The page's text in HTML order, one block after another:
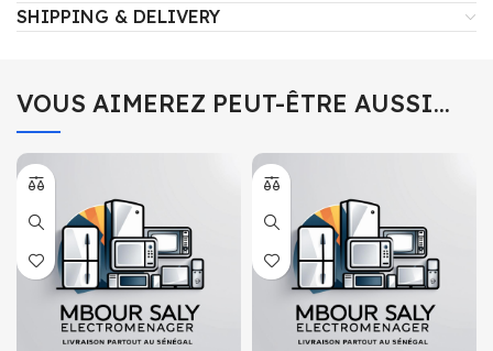
SHIPPING & DELIVERY
VOUS AIMEREZ PEUT-ÊTRE AUSSI…